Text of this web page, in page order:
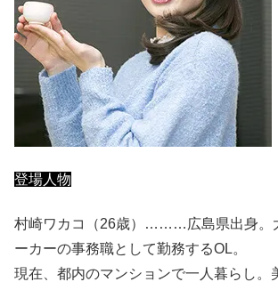
登場人物
村崎ワカコ（26歳）………広島県出身。
ーカーの事務職として勤務するOL。
現在、都内のマンションで一人暮らし。